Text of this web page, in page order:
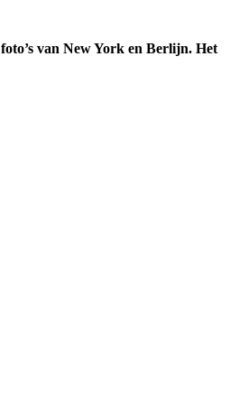
van New York en Berlijn. Het